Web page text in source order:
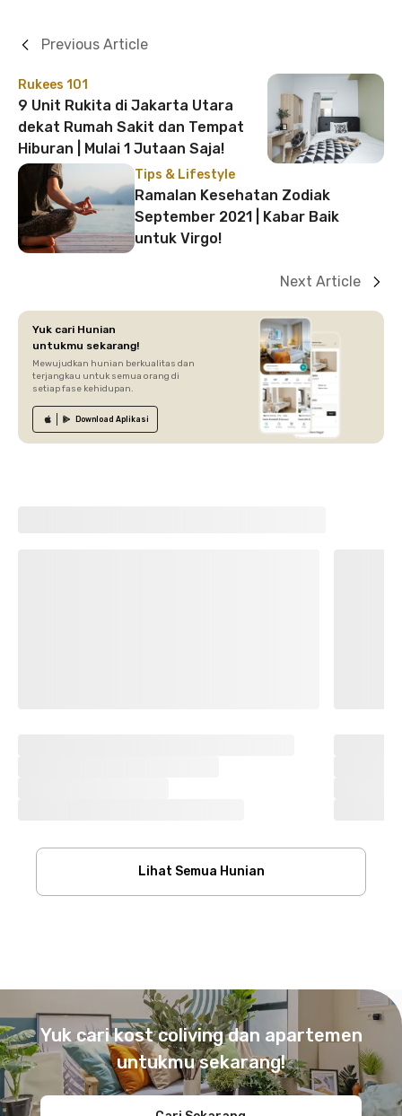
Rukees 101
9 Unit Rukita di Jakarta Utara
dekat Rumah Sakit dan Tempat
Hiburan | Mulai 1 Jutaan Saja!
Previous Article
Tips & Lifestyle
Ramalan Kesehatan Zodiak
September 2021 | Kabar Baik
untuk Virgo!
Next Article
Yuk cari Hunian
untukmu sekarang!
Mewujudkan hunian berkualitas dan
terjangkau untuk semua orang di
setiap fase kehidupan.
Download Aplikasi
Lihat Semua Hunian
Yuk cari kost coliving dan apartemen
untukmu sekarang!